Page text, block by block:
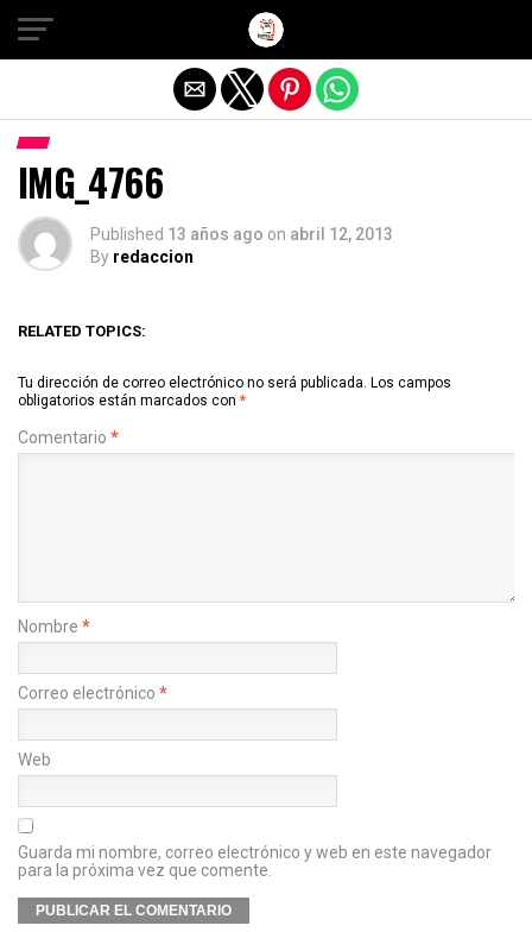
IMG_4766
Published 13 años ago on abril 12, 2013
By redaccion
RELATED TOPICS:
Tu dirección de correo electrónico no será publicada. Los campos
obligatorios están marcados con *
Comentario *
Nombre *
Correo electrónico *
Web
Guarda mi nombre, correo electrónico y web en este navegador
para la próxima vez que comente.
Salir de la versión móvil